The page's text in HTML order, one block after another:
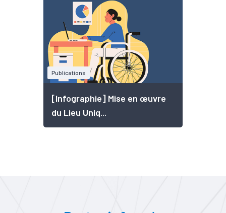
Publications
[Infographie] Mise en œuvre
du Lieu Uniq...